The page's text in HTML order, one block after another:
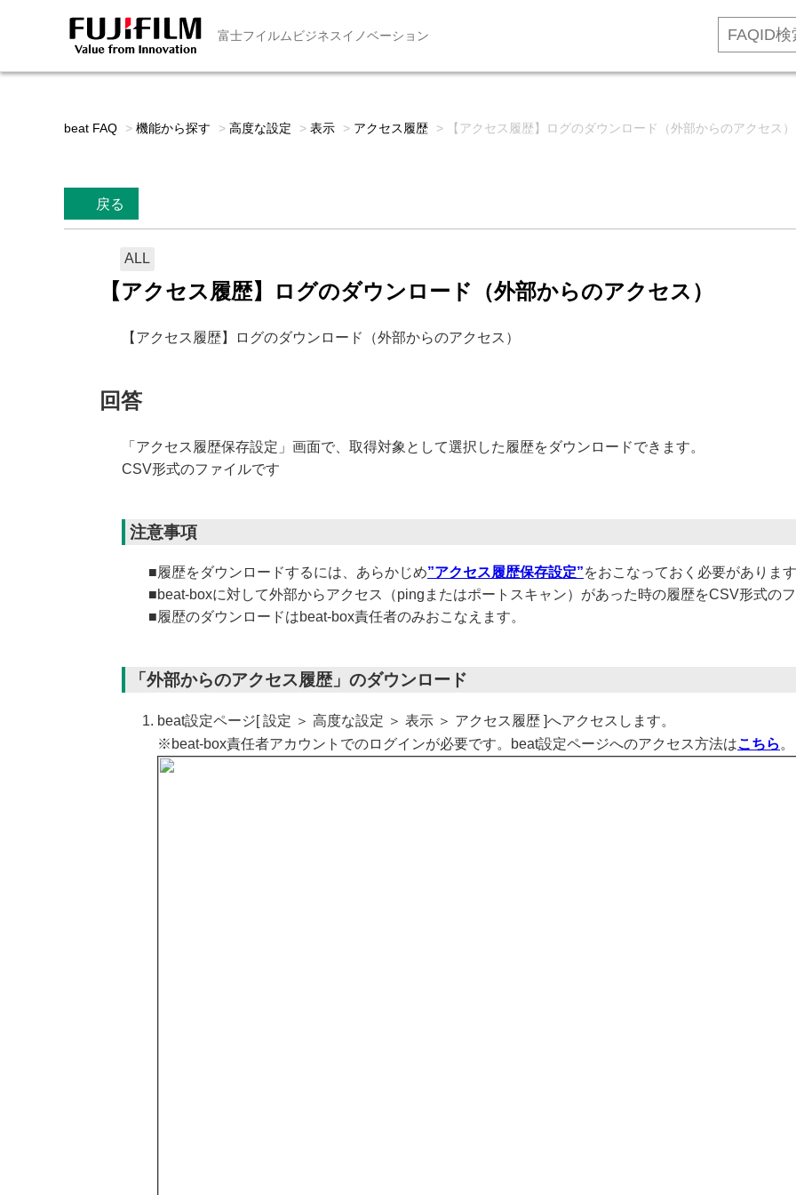
富士フイルムビジネスイノベーション
beat FAQ > 機能から探す > 高度な設定 > 表示 > アクセス履歴 > 【アクセス履歴】ログのダウンロード（外部からのアクセス）
戻る
ALL
【アクセス履歴】ログのダウンロード（外部からのアクセス）
【アクセス履歴】ログのダウンロード（外部からのアクセス）
回答
「アクセス履歴保存設定」画面で、取得対象として選択した履歴をダウンロードできます。
CSV形式のファイルです
注意事項
■履歴をダウンロードするには、あらかじめ”アクセス履歴保存設定”をおこなっておく必要があります
■beat-boxに対して外部からアクセス（pingまたはポートスキャン）があった時の履歴をCSV形式のフ
■履歴のダウンロードはbeat-box責任者のみおこなえます。
「外部からのアクセス履歴」のダウンロード
beat設定ページ[ 設定 ＞ 高度な設定 ＞ 表示 ＞ アクセス履歴 ]へアクセスします。
※beat-box責任者アカウントでのログインが必要です。beat設定ページへのアクセス方法はこちら 。